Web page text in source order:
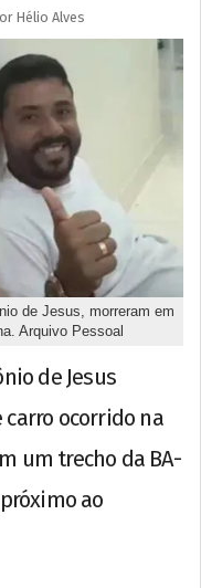
Hélio Alves
de Jesus, morreram em
Arquivo Pessoal
de Jesus
ocorrido na
um trecho da BA-
ao